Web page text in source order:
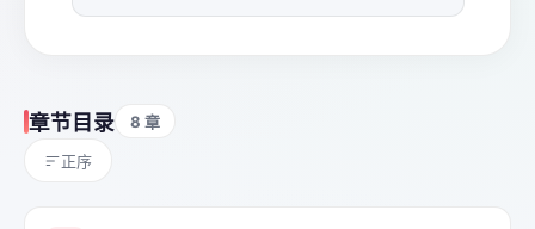
章节目录 8 章
正序